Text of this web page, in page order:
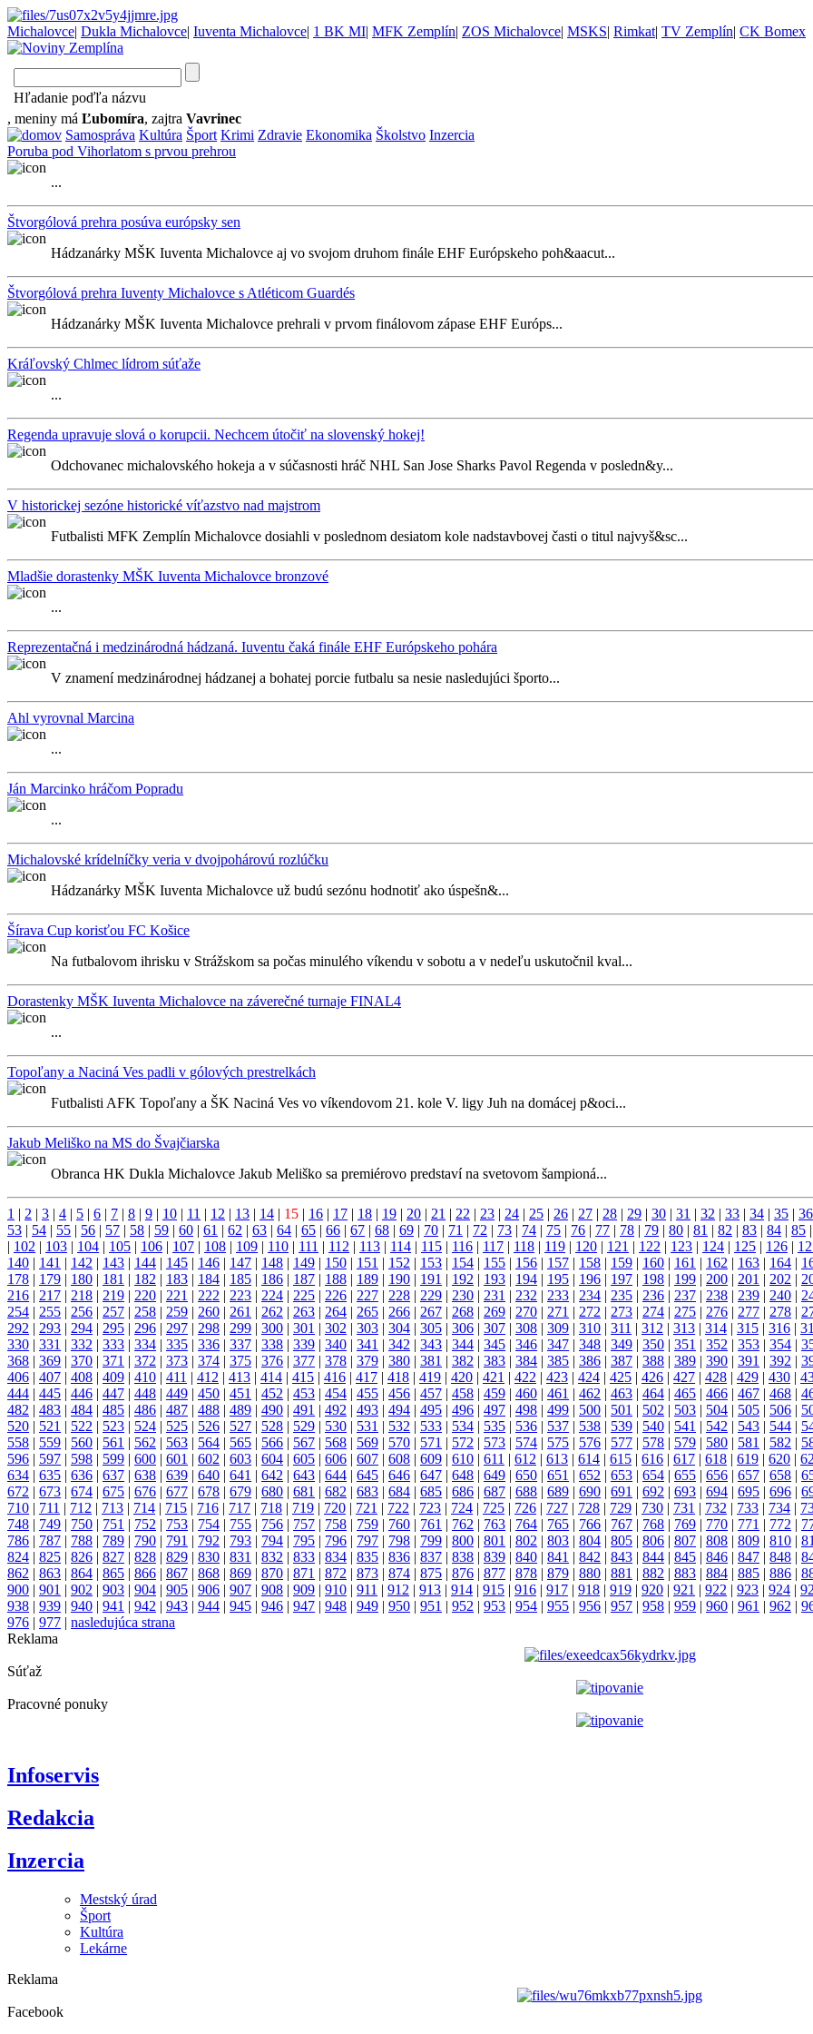
Michalovce| Dukla Michalovce| Iuventa Michalovce| 1 BK MI| MFK Zemplín| ZOS Michalovce| MSKS| Rimkat| TV Zemplín| CK Bomex
Hľadanie poďľa názvu
, meniny má Ľubomíra, zajtra Vavrinec
Samospráva Kultúra Šport Krimi Zdravie Ekonomika Školstvo Inzercia
Poruba pod Vihorlatom s prvou prehrou
...
Štvorgólová prehra posúva európsky sen
Hádzanárky MŠK Iuventa Michalovce aj vo svojom druhom finále EHF Európskeho poh&aacut...
Štvorgólová prehra Iuventy Michalovce s Atléticom Guardés
Hádzanárky MŠK Iuventa Michalovce prehrali v prvom finálovom zápase EHF Európs...
Kráľovský Chlmec lídrom súťaže
...
Regenda upravuje slová o korupcii. Nechcem útočiť na slovenský hokej!
Odchovanec michalovského hokeja a v súčasnosti hráč NHL San Jose Sharks Pavol Regenda v posledn&y...
V historickej sezóne historické víťazstvo nad majstrom
Futbalisti MFK Zemplín Michalovce dosiahli v poslednom desiatom kole nadstavbovej časti o titul najvyš&sc...
Mladšie dorastenky MŠK Iuventa Michalovce bronzové
...
Reprezentačná i medzinárodná hádzaná. Iuventu čaká finále EHF Európskeho pohára
V znamení medzinárodnej hádzanej a bohatej porcie futbalu sa nesie nasledujúci športo...
Ahl vyrovnal Marcina
...
Ján Marcinko hráčom Popradu
...
Michalovské krídelníčky veria v dvojpohárovú rozlúčku
Hádzanárky MŠK Iuventa Michalovce už budú sezónu hodnotiť ako úspešn&...
Šírava Cup korisťou FC Košice
Na futbalovom ihrisku v Strážskom sa počas minulého víkendu v sobotu a v nedeľu uskutočnil kval...
Dorastenky MŠK Iuventa Michalovce na záverečné turnaje FINAL4
...
Topoľany a Naciná Ves padli v gólových prestrelkách
Futbalisti AFK Topoľany a ŠK Naciná Ves vo víkendovom 21. kole V. ligy Juh na domácej p&oci...
Jakub Meliško na MS do Švajčiarska
Obranca HK Dukla Michalovce Jakub Meliško sa premiérovo predstaví na svetovom šampioná...
1 | 2 | 3 | 4 | 5 | 6 | 7 | 8 | 9 | 10 | 11 | 12 | 13 | 14 | 15 | 16 | 17 | 18 | 19 | 20 | 21 | 22 | 23 | 24 | 25 | 26 | 27 | 28 | 29 | 30 | 31 | 32 | 33 | 34 | 35 | 36
53 | 54 | 55 | 56 | 57 | 58 | 59 | 60 | 61 | 62 | 63 | 64 | 65 | 66 | 67 | 68 | 69 | 70 | 71 | 72 | 73 | 74 | 75 | 76 | 77 | 78 | 79 | 80 | 81 | 82 | 83 | 84 | 85 |
| 102 | 103 | 104 | 105 | 106 | 107 | 108 | 109 | 110 | 111 | 112 | 113 | 114 | 115 | 116 | 117 | 118 | 119 | 120 | 121 | 122 | 123 | 124 | 125 | 126 |
140 | 141 | 142 | 143 | 144 | 145 | 146 | 147 | 148 | 149 | 150 | 151 | 152 | 153 | 154 | 155 | 156 | 157 | 158 | 159 | 160 | 161 | 162 | 163 | 164 |
178 | 179 | 180 | 181 | 182 | 183 | 184 | 185 | 186 | 187 | 188 | 189 | 190 | 191 | 192 | 193 | 194 | 195 | 196 | 197 | 198 | 199 | 200 | 201 | 202 |
216 | 217 | 218 | 219 | 220 | 221 | 222 | 223 | 224 | 225 | 226 | 227 | 228 | 229 | 230 | 231 | 232 | 233 | 234 | 235 | 236 | 237 | 238 | 239 | 240 |
254 | 255 | 256 | 257 | 258 | 259 | 260 | 261 | 262 | 263 | 264 | 265 | 266 | 267 | 268 | 269 | 270 | 271 | 272 | 273 | 274 | 275 | 276 | 277 | 278 |
292 | 293 | 294 | 295 | 296 | 297 | 298 | 299 | 300 | 301 | 302 | 303 | 304 | 305 | 306 | 307 | 308 | 309 | 310 | 311 | 312 | 313 | 314 | 315 | 316 |
330 | 331 | 332 | 333 | 334 | 335 | 336 | 337 | 338 | 339 | 340 | 341 | 342 | 343 | 344 | 345 | 346 | 347 | 348 | 349 | 350 | 351 | 352 | 353 | 354 |
368 | 369 | 370 | 371 | 372 | 373 | 374 | 375 | 376 | 377 | 378 | 379 | 380 | 381 | 382 | 383 | 384 | 385 | 386 | 387 | 388 | 389 | 390 | 391 | 392 |
406 | 407 | 408 | 409 | 410 | 411 | 412 | 413 | 414 | 415 | 416 | 417 | 418 | 419 | 420 | 421 | 422 | 423 | 424 | 425 | 426 | 427 | 428 | 429 | 430 |
444 | 445 | 446 | 447 | 448 | 449 | 450 | 451 | 452 | 453 | 454 | 455 | 456 | 457 | 458 | 459 | 460 | 461 | 462 | 463 | 464 | 465 | 466 | 467 | 468 |
482 | 483 | 484 | 485 | 486 | 487 | 488 | 489 | 490 | 491 | 492 | 493 | 494 | 495 | 496 | 497 | 498 | 499 | 500 | 501 | 502 | 503 | 504 | 505 | 506 |
520 | 521 | 522 | 523 | 524 | 525 | 526 | 527 | 528 | 529 | 530 | 531 | 532 | 533 | 534 | 535 | 536 | 537 | 538 | 539 | 540 | 541 | 542 | 543 | 544 |
558 | 559 | 560 | 561 | 562 | 563 | 564 | 565 | 566 | 567 | 568 | 569 | 570 | 571 | 572 | 573 | 574 | 575 | 576 | 577 | 578 | 579 | 580 | 581 | 582 |
596 | 597 | 598 | 599 | 600 | 601 | 602 | 603 | 604 | 605 | 606 | 607 | 608 | 609 | 610 | 611 | 612 | 613 | 614 | 615 | 616 | 617 | 618 | 619 | 620 |
634 | 635 | 636 | 637 | 638 | 639 | 640 | 641 | 642 | 643 | 644 | 645 | 646 | 647 | 648 | 649 | 650 | 651 | 652 | 653 | 654 | 655 | 656 | 657 | 658 |
672 | 673 | 674 | 675 | 676 | 677 | 678 | 679 | 680 | 681 | 682 | 683 | 684 | 685 | 686 | 687 | 688 | 689 | 690 | 691 | 692 | 693 | 694 | 695 | 696 |
710 | 711 | 712 | 713 | 714 | 715 | 716 | 717 | 718 | 719 | 720 | 721 | 722 | 723 | 724 | 725 | 726 | 727 | 728 | 729 | 730 | 731 | 732 | 733 | 734 |
748 | 749 | 750 | 751 | 752 | 753 | 754 | 755 | 756 | 757 | 758 | 759 | 760 | 761 | 762 | 763 | 764 | 765 | 766 | 767 | 768 | 769 | 770 | 771 | 772 |
786 | 787 | 788 | 789 | 790 | 791 | 792 | 793 | 794 | 795 | 796 | 797 | 798 | 799 | 800 | 801 | 802 | 803 | 804 | 805 | 806 | 807 | 808 | 809 | 810 |
824 | 825 | 826 | 827 | 828 | 829 | 830 | 831 | 832 | 833 | 834 | 835 | 836 | 837 | 838 | 839 | 840 | 841 | 842 | 843 | 844 | 845 | 846 | 847 | 848 |
862 | 863 | 864 | 865 | 866 | 867 | 868 | 869 | 870 | 871 | 872 | 873 | 874 | 875 | 876 | 877 | 878 | 879 | 880 | 881 | 882 | 883 | 884 | 885 | 886 |
900 | 901 | 902 | 903 | 904 | 905 | 906 | 907 | 908 | 909 | 910 | 911 | 912 | 913 | 914 | 915 | 916 | 917 | 918 | 919 | 920 | 921 | 922 | 923 | 924 |
938 | 939 | 940 | 941 | 942 | 943 | 944 | 945 | 946 | 947 | 948 | 949 | 950 | 951 | 952 | 953 | 954 | 955 | 956 | 957 | 958 | 959 | 960 | 961 | 962 |
976 | 977 | nasledujúca strana
Reklama
Súťaž
Pracovné ponuky
Infoservis
Redakcia
Inzercia
Mestský úrad
Šport
Kultúra
Lekárne
Reklama
Facebook